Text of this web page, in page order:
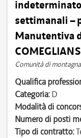
settimanali –
Manutentiva
COMEGLIANS
Comunità di
Qualifica
Categoria: D
Modalità di
Numero di posti
Tipo di contratto: